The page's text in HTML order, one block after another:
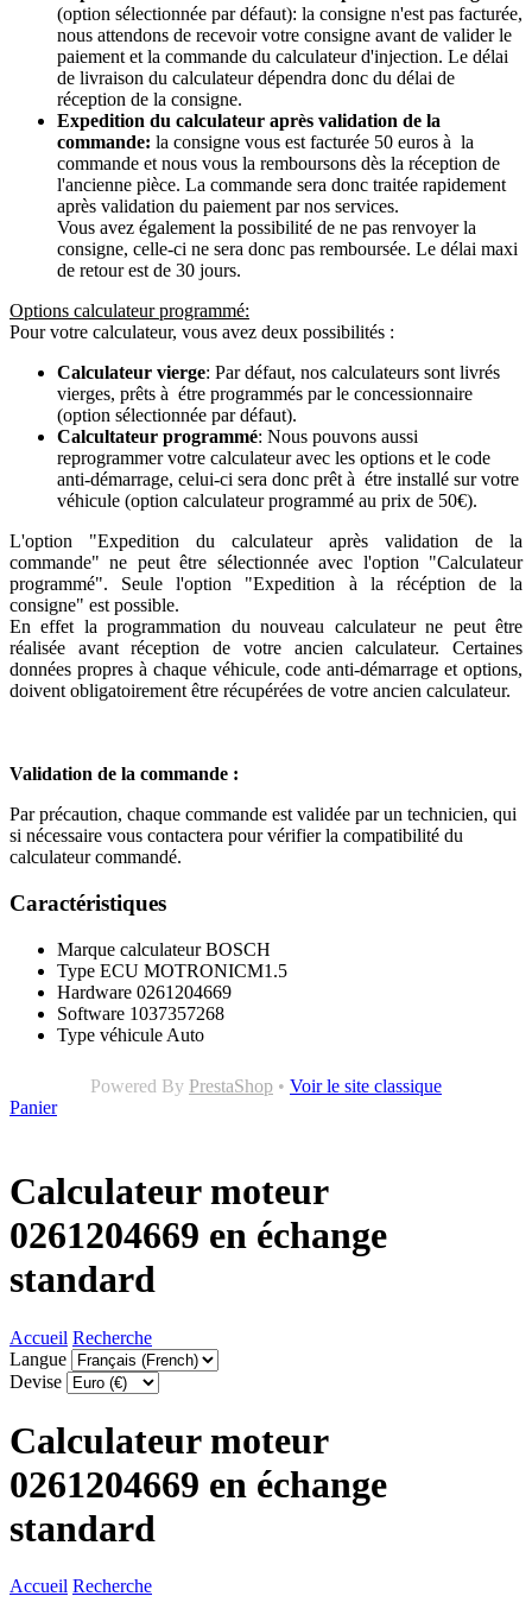
(option sélectionnée par défaut): la consigne n'est pas facturée,
nous attendons de recevoir votre consigne avant de valider le
paiement et la commande du calculateur d'injection. Le délai
de livraison du calculateur dépendra donc du délai de
réception de la consigne.
Expedition du calculateur après validation de la
commande: la consigne vous est facturée 50 euros à la
commande et nous vous la remboursons dès la réception de
l'ancienne pièce. La commande sera donc traitée rapidement
après validation du paiement par nos services.
Vous avez également la possibilité de ne pas renvoyer la
consigne, celle-ci ne sera donc pas remboursée. Le délai maxi
de retour est de 30 jours.
Options calculateur programmé:
Pour votre calculateur, vous avez deux possibilités :
Calculateur vierge: Par défaut, nos calculateurs sont livrés
vierges, prêts à étre programmés par le concessionnaire
(option sélectionnée par défaut).
Calcultateur programmé: Nous pouvons aussi
reprogrammer votre calculateur avec les options et le code
anti-démarrage, celui-ci sera donc prêt à étre installé sur votre
véhicule (option calculateur programmé au prix de 50€).
L'option "Expedition du calculateur après validation de la
commande" ne peut être sélectionnée avec l'option "Calculateur
programmé". Seule l'option "Expedition à la récéption de la
consigne" est possible.
En effet la programmation du nouveau calculateur ne peut être
réalisée avant réception de votre ancien calculateur. Certaines
données propres à chaque véhicule, code anti-démarrage et options,
doivent obligatoirement être récupérées de votre ancien calculateur.
Validation de la commande :
Par précaution, chaque commande est validée par un technicien, qui
si nécessaire vous contactera pour vérifier la compatibilité du
calculateur commandé.
Caractéristiques
Marque calculateur BOSCH
Type ECU MOTRONICM1.5
Hardware 0261204669
Software 1037357268
Type véhicule Auto
Powered By PrestaShop • Voir le site classique
Panier
Calculateur moteur
0261204669 en échange
standard
Accueil Recherche
Langue
Devise
Calculateur moteur
0261204669 en échange
standard
Accueil Recherche